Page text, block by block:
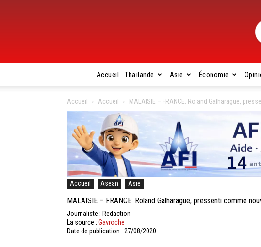
Accueil Thaïlande Asie Économie
Accueil Accueil MALAISIE – FRANCE: Roland Galharague,
Accueil Asean Asie
MALAISIE – FRANCE: Roland Galharague, pressenti comme
Journaliste : Redaction
La source : Gavroche
Date de publication : 27/08/2020